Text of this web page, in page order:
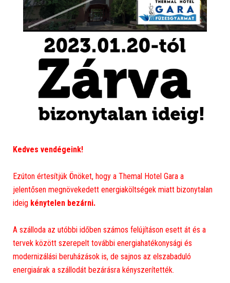
Kedves vendégeink!
Ezúton értesítjük Önöket, hogy a Themal Hotel Gara a
jelentősen megnövekedett energiaköltségek miatt bizonytalan
ideig kénytelen bezárni.
A szálloda az utóbbi időben számos felújításon esett át és a
tervek között szerepelt további energiahatékonysági és
modernizálási beruházások is, de sajnos az elszabaduló
energiaárak a szállodát bezárásra kényszerítették.